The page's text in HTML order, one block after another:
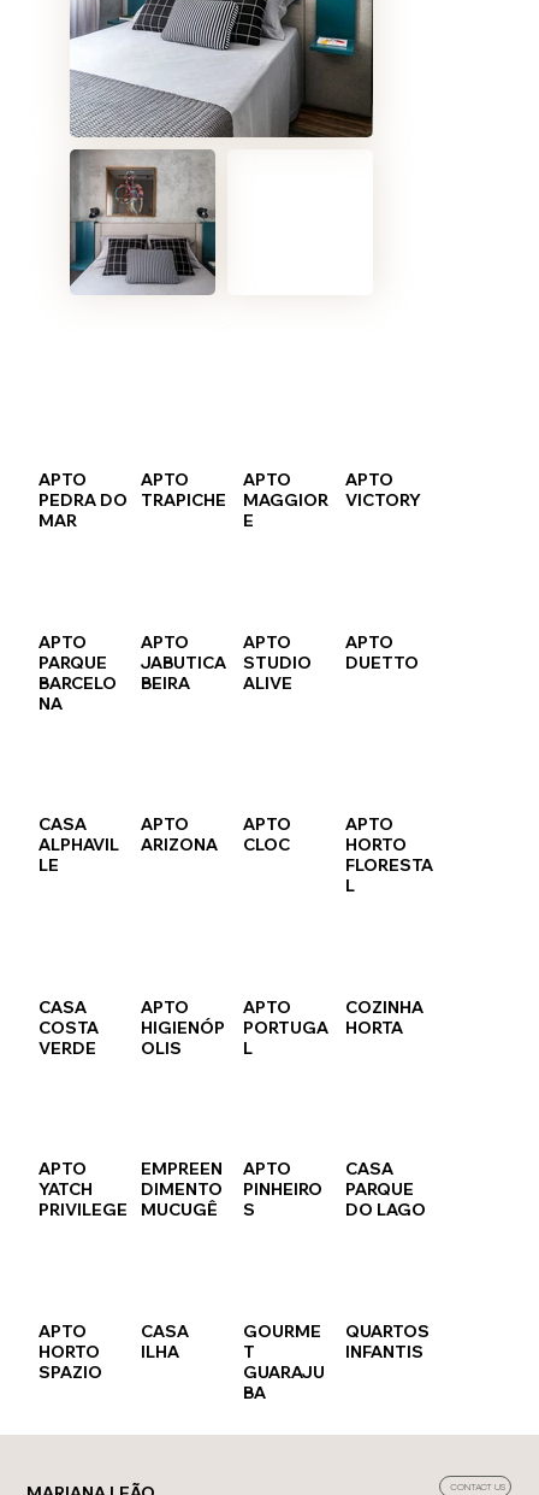
APTO
PEDRA DO
MAR
APTO
TRAPICHE
APTO
MAGGIOR
E
APTO
VICTORY
APTO
PARQUE
BARCELO
NA
APTO
JABUTICA
BEIRA
APTO
STUDIO
ALIVE
APTO
DUETTO
CASA
ALPHAVIL
LE
APTO
ARIZONA
APTO
CLOC
APTO
HORTO
FLORESTA
L
CASA
COSTA
VERDE
APTO
HIGIENÓP
OLIS
APTO
PORTUGA
L
COZINHA
HORTA
APTO
YATCH
PRIVILEGE
EMPREEN
DIMENTO
MUCUGÊ
APTO
PINHEIRO
S
CASA
PARQUE
DO LAGO
APTO
HORTO
SPAZIO
CASA
ILHA
GOURME
T
GUARAJU
BA
QUARTOS
INFANTIS
CONTACT US